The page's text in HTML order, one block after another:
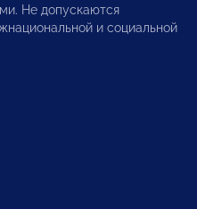
Не допускаются
и социальной